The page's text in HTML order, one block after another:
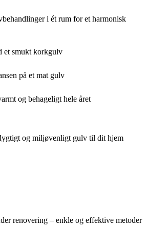
i ét rum for et harmonisk
et smukt korkgulv
på et mat gulv
og behageligt hele året
og miljøvenligt gulv til dit hjem
renovering – enkle og effektive metoder